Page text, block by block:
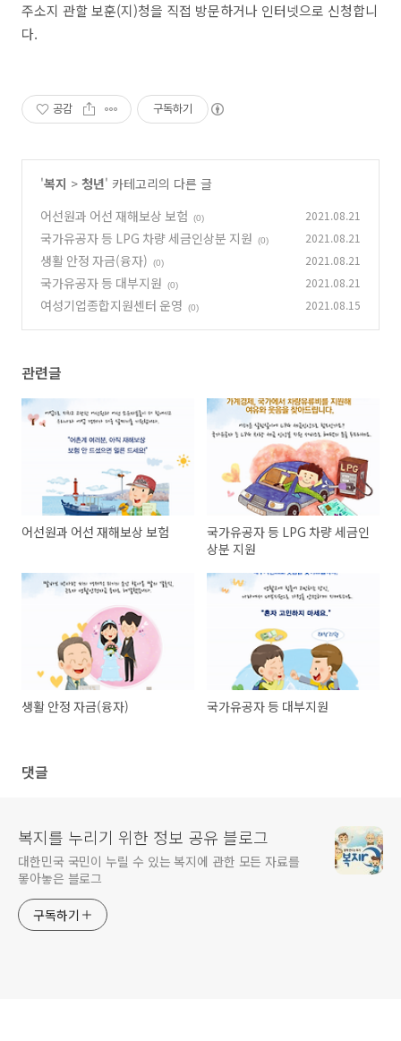
주소지 관할 보훈(지)청을 직접 방문하거나 인터넷으로 신청합니
다.
공감 구독하기
'복지 > 청년' 카테고리의 다른 글
어선원과 어선 재해보상 보험
(0) 2021.08.21
국가유공자 등 LPG 차량 세금인상분 지원 (0) 2021.08.21
생활 안정 자금(융자) (0) 2021.08.21
국가유공자 등 대부지원 (0) 2021.08.21
여성기업종합지원센터 운영 (0) 2021.08.15
관련글
어선원과 어선 재해보상 보험
국가유공자 등 LPG 차량 세금인
상분 지원
생활 안정 자금(융자) 국가유공자 등 대부지원
댓글
복지를 누리기 위한 정보 공유 블로그
대한민국 국민이 누릴 수 있는 복지에 관한 모든 자료를
뫃아놓은 블로그
구독하기